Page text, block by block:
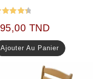
5
TND
Ajouter Au Panier